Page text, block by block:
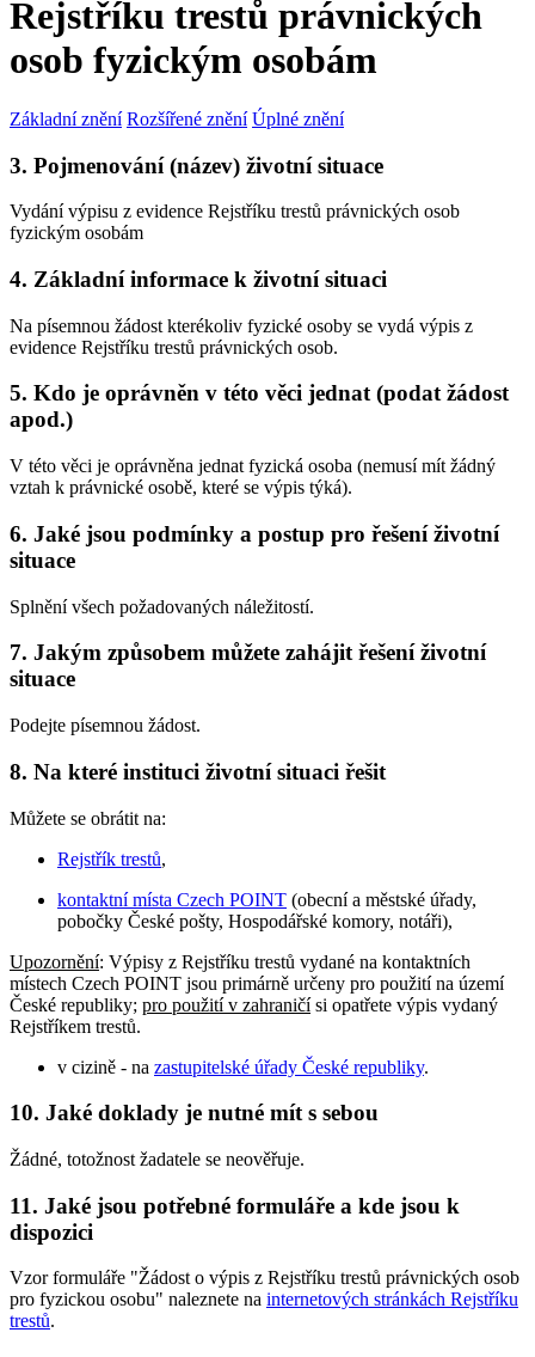
Rejstříku trestů právnických
osob fyzickým osobám
Základní znění Rozšířené znění Úplné znění
3. Pojmenování (název) životní situace
Vydání výpisu z evidence Rejstříku trestů právnických osob
fyzickým osobám
4. Základní informace k životní situaci
Na písemnou žádost kterékoliv fyzické osoby se vydá výpis z
evidence Rejstříku trestů právnických osob.
5. Kdo je oprávněn v této věci jednat (podat žádost
apod.)
V této věci je oprávněna jednat fyzická osoba (nemusí mít žádný
vztah k právnické osobě, které se výpis týká).
6. Jaké jsou podmínky a postup pro řešení životní
situace
Splnění všech požadovaných náležitostí.
7. Jakým způsobem můžete zahájit řešení životní
situace
Podejte písemnou žádost.
8. Na které instituci životní situaci řešit
Můžete se obrátit na:
Rejstřík trestů,
kontaktní místa Czech POINT (obecní a městské úřady,
pobočky České pošty, Hospodářské komory, notáři),
Upozornění: Výpisy z Rejstříku trestů vydané na kontaktních
místech Czech POINT jsou primárně určeny pro použití na území
České republiky; pro použití v zahraničísi opatřete výpis vydaný
Rejstříkem trestů.
v cizině - na zastupitelské úřady České republiky.
10. Jaké doklady je nutné mít s sebou
Žádné, totožnost žadatele se neověřuje.
11. Jaké jsou potřebné formuláře a kde jsou k
dispozici
Vzor formuláře "Žádost o výpis z Rejstříku trestů právnických osob
pro fyzickou osobu" naleznete na internetových stránkách Rejstříku
trestů.